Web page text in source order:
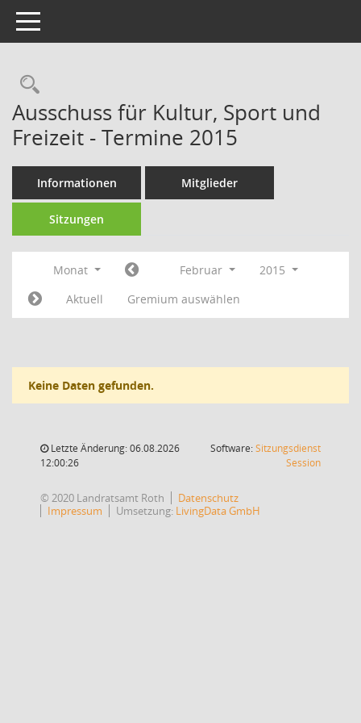
Toggle navigation
Rechercheauswahl
Ausschuss für Kultur, Sport und
Freizeit - Termine 2015
Informationen Mitglieder
Sitzungen
Monat Februar
2015
Aktuell
Gremium auswählen
Keine Daten gefunden.
Letzte Änderung: 06.08.2026
12:00:26
Software:Sitzungsdienst
Session(Wird in
© 2020 Landratsamt Roth
Datenschutz
Impressum
Umsetzung: LivingData GmbH